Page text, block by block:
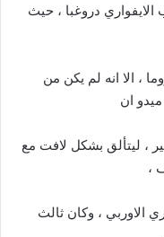
دروغبا ، حيث
، الا انه لم يكن من
ان
، ليتألق بشكل لافت مع
،
الاوربي ، وكان ثالث